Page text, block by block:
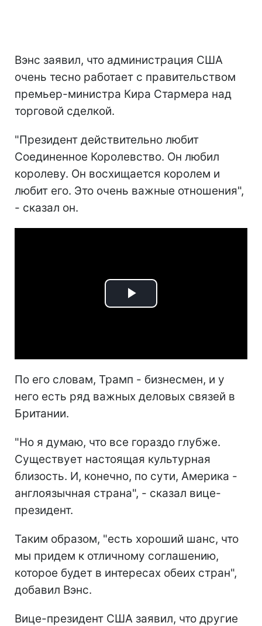
Вэнс заявил, что администрация США
очень тесно работает с правительством
премьер-министра Кира Стармера над
торговой сделкой.
"Президент действительно любит
Соединенное Королевство. Он любил
королеву. Он восхищается королем и
любит его. Это очень важные отношения",
- сказал он.
Play
По его словам, Трамп - бизнесмен, и у
него есть ряд важных деловых связей в
Британии.
"Но я думаю, что все гораздо глубже.
Существует настоящая культурная
близость. И, конечно, по сути, Америка -
англоязычная страна", - сказал вице-
президент.
Таким образом, "есть хороший шанс, что
мы придем к отличному соглашению,
которое будет в интересах обеих стран",
добавил Вэнс.
Вице-президент США заявил, что другие